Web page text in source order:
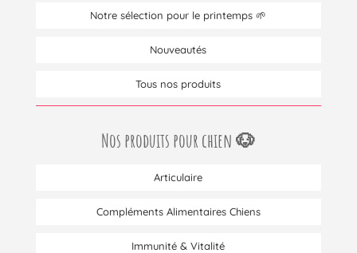
Notre sélection pour le printemps 🌱
Nouveautés
Tous nos produits
Nos produits pour chien 🐶
Articulaire
Compléments Alimentaires Chiens
Immunité & Vitalité